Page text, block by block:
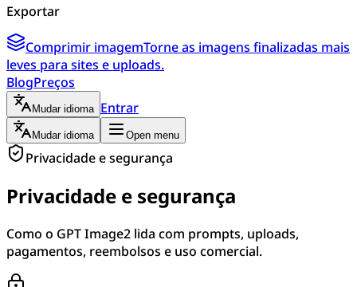
Exportar
Comprimir imagemTorne as imagens finalizadas mais
leves para sites e uploads.
BlogPreços
Mudar idioma Entrar
Mudar idioma Open menu
Privacidade e segurança
Privacidade e segurança
Como o GPT Image2 lida com prompts, uploads,
pagamentos, reembolsos e uso comercial.